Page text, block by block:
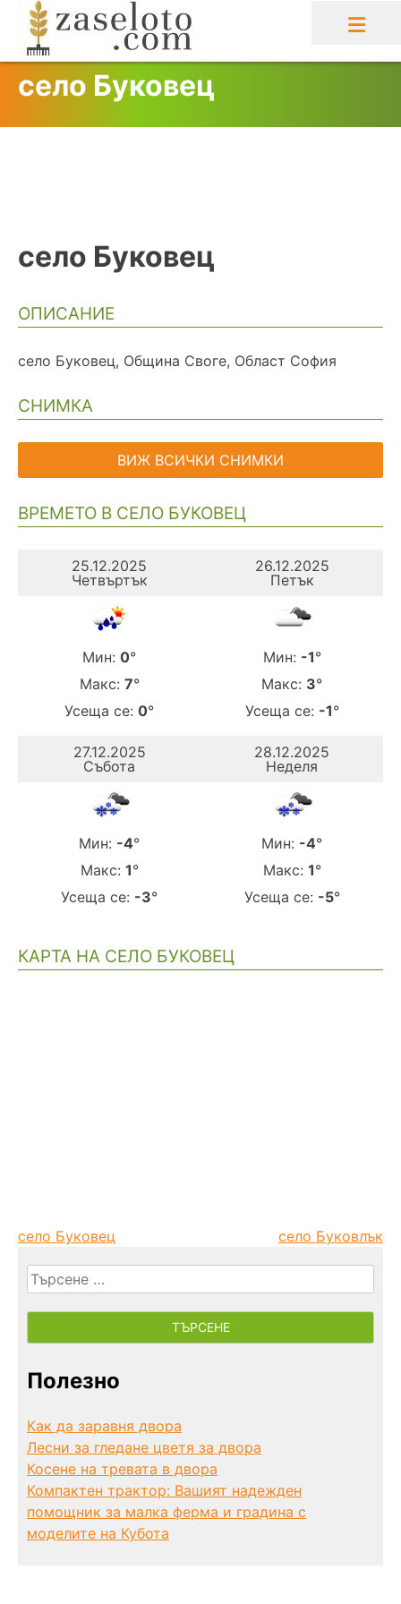
content
село Буковец
село Буковец
ОПИСАНИЕ
село Буковец, Община Своге, Област София
СНИМКА
ВИЖ ВСИЧКИ СНИМКИ
ВРЕМЕТО В СЕЛО БУКОВЕЦ
25.12.2025
Четвъртък
Мин: 0°
Макс: 7°
Усеща се: 0°
26.12.2025
Петък
Мин: -1°
Макс: 3°
Усеща се: -1°
27.12.2025
Събота
Мин: -4°
Макс: 1°
Усеща се: -3°
28.12.2025
Неделя
Мин: -4°
Макс: 1°
Усеща се: -5°
КАРТА НА СЕЛО БУКОВЕЦ
Навигация
село Буковец село Буковлък
Търсене
за:
Полезно
Как да заравня двора
Лесни за гледане цветя за двора
Косене на тревата в двора
Компактен трактор: Вашият надежден
помощник за малка ферма и градина с
моделите на Кубота